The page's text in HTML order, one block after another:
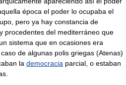
época el poder lo ocupaba el
pero ya hay constancia de
procedentes del mediterráneo que
sistema que en ocasiones era
de algunas polis griegas (Atenas)
la democracia parcial, o estaban